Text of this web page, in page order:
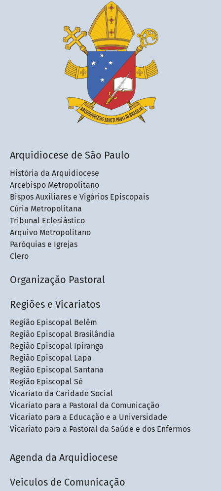
Arquidiocese de São Paulo
História da Arquidiocese
Arcebispo Metropolitano
Bispos Auxiliares e Vigários Episcopais
Cúria Metropolitana
Tribunal Eclesiástico
Arquivo Metropolitano
Paróquias e Igrejas
Clero
Organização Pastoral
Regiões e Vicariatos
Região Episcopal Belém
Região Episcopal Brasilândia
Região Episcopal Ipiranga
Região Episcopal Lapa
Região Episcopal Santana
Região Episcopal Sé
Vicariato da Caridade Social
Vicariato para a Pastoral da Comunicação
Vicariato para a Educação e a Universidade
Vicariato para a Pastoral da Saúde e dos Enfermos
Agenda da Arquidiocese
Veículos de Comunicação